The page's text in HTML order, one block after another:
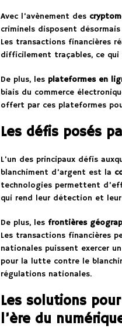
Avec l’avènement des
criminels disposent
Les transactions financières
difficilement traçables, ce
De plus, les plateformes en
biais du commerce
offert par ces plateformes
Les défis posés
L’un des principaux défis
blanchiment d’argent est la
technologies permettent
qui rend leur détection et
De plus, les frontières
Les transactions financières
nationales puissent exercer
pour la lutte contre le
régulations nationales.
Les solutions
l’ère du